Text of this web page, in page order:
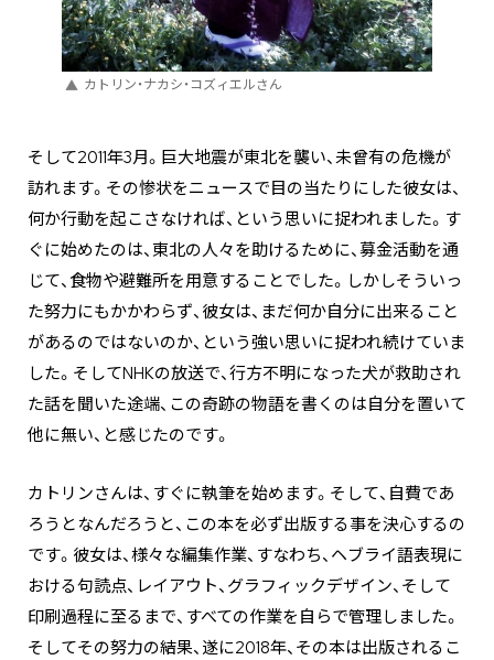
カトリン・ナカシ・コズィエルさん
そして2011年3月。巨大地震が東北を襲い、未曾有の危機が
訪れます。その惨状をニュースで目の当たりにした彼女は、
何か行動を起こさなければ、という思いに捉われました。す
ぐに始めたのは、東北の人々を助けるために、募金活動を通
じて、食物や避難所を用意することでした。しかしそういっ
た努力にもかかわらず、彼女は、まだ何か自分に出来ること
があるのではないのか、という強い思いに捉われ続けていま
した。そしてNHKの放送で、行方不明になった犬が救助され
た話を聞いた途端、この奇跡の物語を書くのは自分を置いて
他に無い、と感じたのです。
カトリンさんは、すぐに執筆を始めます。そして、自費であ
ろうとなんだろうと、この本を必ず出版する事を決心するの
です。彼女は、様々な編集作業、すなわち、ヘブライ語表現に
おける句読点、レイアウト、グラフィックデザイン、そして
印刷過程に至るまで、すべての作業を自らで管理しました。
そしてその努力の結果、遂に2018年、その本は出版されるこ